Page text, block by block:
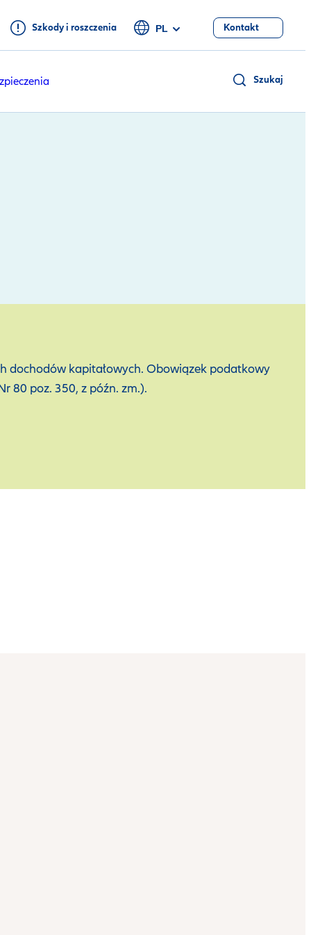
Szkody i roszczenia PL Kontakt
Szukaj
dochodów kapitałowych. Obowiązek podatkowy
80 poz. 350, z późn. zm.).